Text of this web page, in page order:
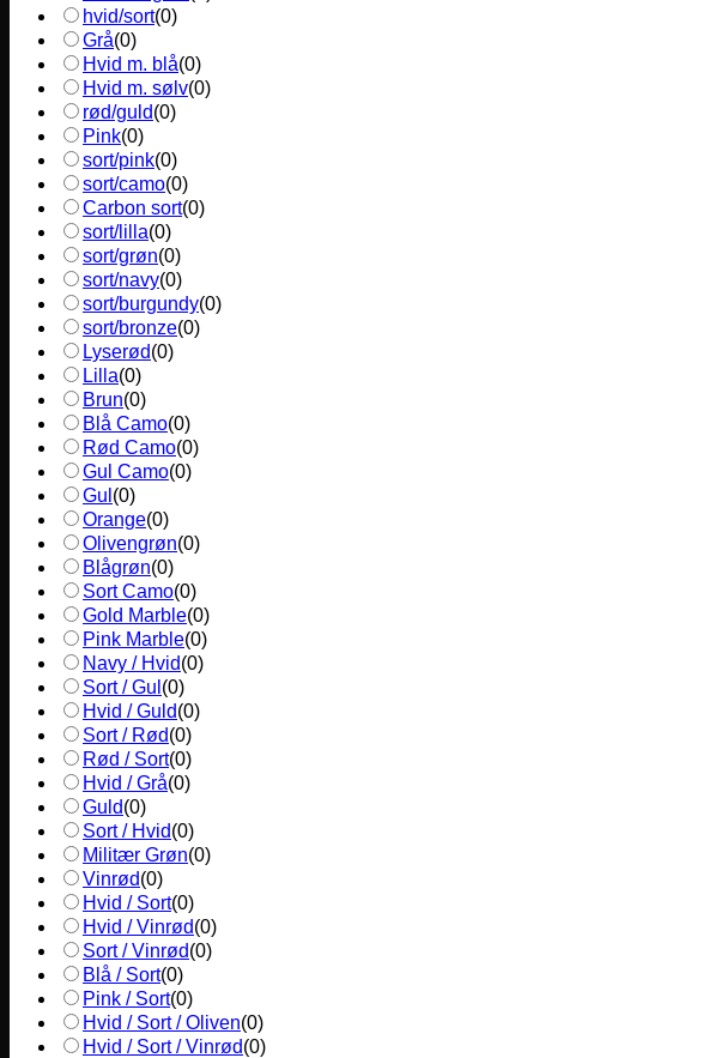
hvid/sort(0)
Grå(0)
Hvid m. blå(0)
Hvid m. sølv(0)
rød/guld(0)
Pink(0)
sort/pink(0)
sort/camo(0)
Carbon sort(0)
sort/lilla(0)
sort/grøn(0)
sort/navy(0)
sort/burgundy(0)
sort/bronze(0)
Lyserød(0)
Lilla(0)
Brun(0)
Blå Camo(0)
Rød Camo(0)
Gul Camo(0)
Gul (0)
Orange(0)
Olivengrøn(0)
Blågrøn(0)
Sort Camo(0)
Gold Marble(0)
Pink Marble(0)
Navy / Hvid(0)
Sort / Gul (0)
Hvid / Guld(0)
Sort / Rød(0)
Rød / Sort(0)
Hvid / Grå(0)
Guld(0)
Sort / Hvid(0)
Militær Grøn(0)
Vinrød(0)
Hvid / Sort(0)
Hvid / Vinrød(0)
Sort / Vinrød(0)
Blå / Sort(0)
Pink / Sort(0)
Hvid / Sort / Oliven(0)
Hvid / Sort / Vinrød(0)